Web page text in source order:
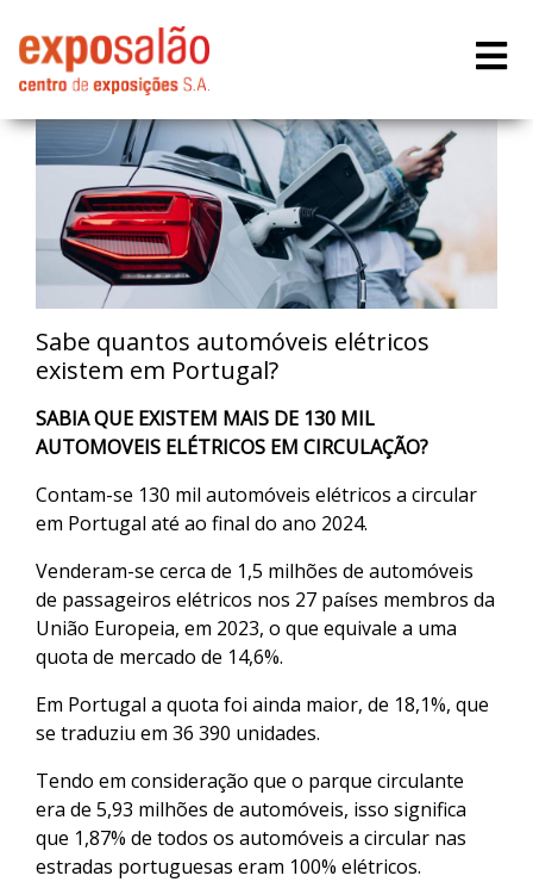
Sabe quantos automóveis elétricos
existem em Portugal?
SABIA QUE EXISTEM MAIS DE 130 MIL
AUTOMOVEIS ELÉTRICOS EM CIRCULAÇÃO?
Contam-se 130 mil automóveis elétricos a circular
em Portugal até ao final do ano 2024.
Venderam-se cerca de 1,5 milhões de automóveis
de passageiros elétricos nos 27 países membros da
União Europeia, em 2023, o que equivale a uma
quota de mercado de 14,6%.
Em Portugal a quota foi ainda maior, de 18,1%, que
se traduziu em 36 390 unidades.
Tendo em consideração que o parque circulante
era de 5,93 milhões de automóveis, isso significa
que 1,87% de todos os automóveis a circular nas
estradas portuguesas eram 100% elétricos.